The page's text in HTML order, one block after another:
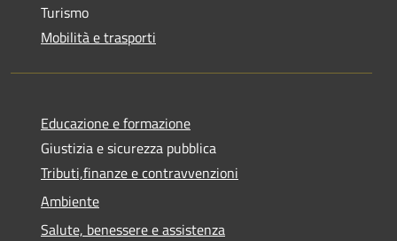
Turismo
Mobilità e trasporti
Educazione e formazione
Giustizia e sicurezza pubblica
Tributi,finanze e contravvenzioni
Ambiente
Salute, benessere e assistenza